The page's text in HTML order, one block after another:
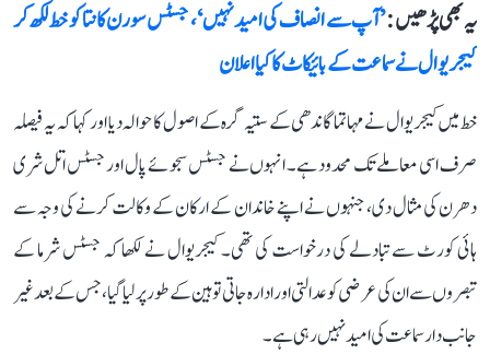
یہ بھی پڑھیں :’آپ سے انصاف کی امید نہیں‘، جسٹس سورن کانتا کو خط لکھ کر
کیجریوال نے سماعت کے بائیکاٹ کا کیا اعلان
خط میں کیجریوال نے مہاتما گاندھی کے ستیہ گرہ کے اصول کا حوالہ دیا اور کہا کہ یہ فیصلہ
صرف اسی معاملے تک محدود ہے۔ انہوں نے جسٹس سجوئے پال اور جسٹس اتل شری
دھرن کی مثال دی، جنہوں نے اپنے خاندان کے ارکان کے وکالت کرنے کی وجہ سے
ہائی کورٹ سے تبادلے کی درخواست کی تھی۔ کیجریوال نے لکھا کہ جسٹس شرما کے
تبصروں سے ان کی عرضی کو عدالتی اور ادارہ جاتی توہین کے طور پر لیا گیا، جس کے بعد غیر
جانب دار سماعت کی امید نہیں رہی ہے۔